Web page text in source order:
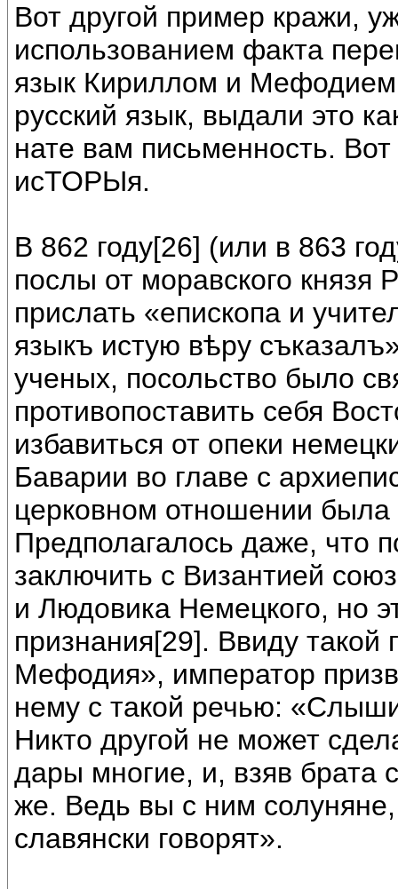
Вот другой пример кражи,
использованием факта
язык Кириллом и
русский язык, выдали это
нате вам письменность.
исТОРЫя.
В 862 году[26] (или в 863
послы от моравского князя
прислать «епископа и
языкъ истую вѣру
ученых, посольство было
противопоставить себя
избавиться от опеки
Баварии во главе с
церковном отношении
Предполагалось даже, что
заключить с Византией
и Людовика Немецкого, но
признания[29]. Ввиду
Мефодия», император
нему с такой речью:
Никто другой не может
дары многие, и, взяв брата
же. Ведь вы с ним
славянски говорят».